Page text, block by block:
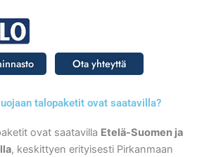
Ota yhteyttä
talopaketit ovat saatavilla?
ovat saatavilla Etelä-Suomen ja
, keskittyen erityisesti Pirkanmaan